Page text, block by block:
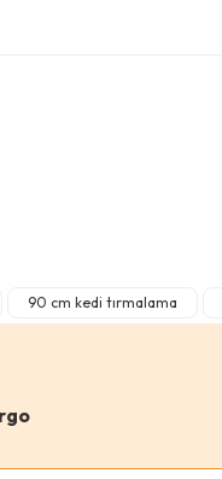
90 cm kedi tırmalama